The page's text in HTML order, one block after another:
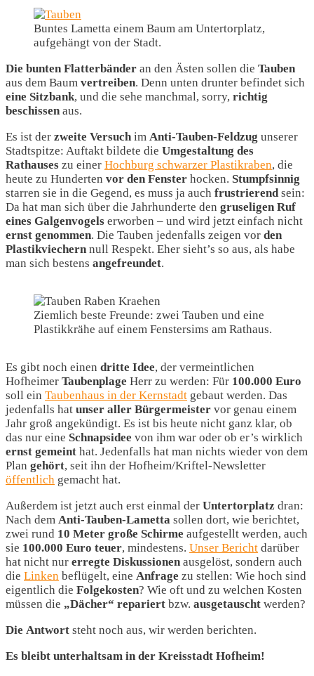
Buntes Lametta einem Baum am Untertorplatz,
aufgehängt von der Stadt.
Die bunten Flatterbänder an den Ästen sollen die Tauben
aus dem Baum vertreiben. Denn unten drunter befindet sich
eine Sitzbank, und die sehe manchmal, sorry, richtig
beschissen aus.
Es ist der zweite Versuch im Anti-Tauben-Feldzug unserer
Stadtspitze: Auftakt bildete die Umgestaltung des
Rathauses zu einer Hochburg schwarzer Plastikraben, die
heute zu Hunderten vor den Fenster hocken. Stumpfsinnig
starren sie in die Gegend, es muss ja auch frustrierendsein:
Da hat man sich über die Jahrhunderte den gruseligen Ruf
eines Galgenvogels erworben – und wird jetzt einfach nicht
ernst genommen. Die Tauben jedenfalls zeigen vor den
Plastikviechern null Respekt. Eher sieht’s so aus, als habe
man sich bestens angefreundet.
Ziemlich beste Freunde: zwei Tauben und eine
Plastikkrähe auf einem Fenstersims am Rathaus.
Es gibt noch einen dritte Idee, der vermeintlichen
Hofheimer Taubenplage Herr zu werden: Für 100.000 Euro
soll ein Taubenhaus in der Kernstadt gebaut werden. Das
jedenfalls hat unser aller Bürgermeister vor genau einem
Jahr groß angekündigt. Es ist bis heute nicht ganz klar, ob
das nur eine Schnapsidee von ihm war oder ob er’s wirklich
ernst gemeint hat. Jedenfalls hat man nichts wieder von dem
Plan gehört, seit ihn der Hofheim/Kriftel-Newsletter
öffentlich gemacht hat.
Außerdem ist jetzt auch erst einmal der Untertorplatz dran:
Nach dem Anti-Tauben-Lametta sollen dort, wie berichtet,
zwei rund 10 Meter große Schirme aufgestellt werden, auch
sie 100.000 Euro teuer, mindestens. Unser Bericht darüber
hat nicht nur erregte Diskussionen ausgelöst, sondern auch
die Linken beflügelt, eine Anfrage zu stellen: Wie hoch sind
eigentlich die Folgekosten? Wie oft und zu welchen Kosten
müssen die „Dächer“ repariert bzw. ausgetauscht werden?
Die Antwort steht noch aus, wir werden berichten.
Es bleibt unterhaltsam in der Kreisstadt Hofheim!